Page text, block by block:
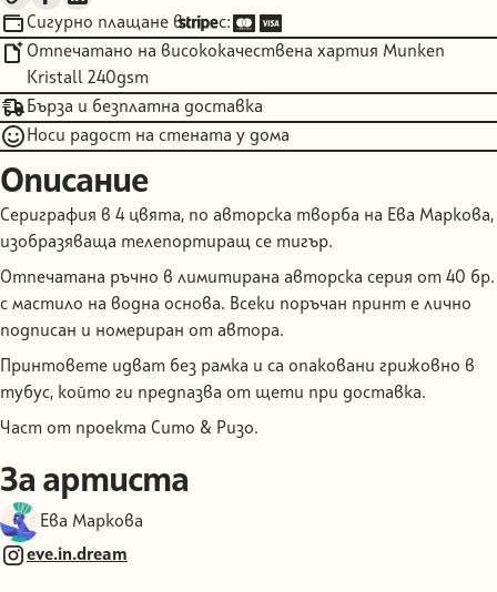
Сигурно плащане в
с:
Отпечатано на висококачествена хартия Munken
Kristall 240gsm
Бърза и безплатна доставка
Носи радост на стената у дома
Описание
Сериграфия в 4 цвята, по авторска творба на Ева Маркова,
изобразяваща телепортиращ се тигър.
Отпечатана ръчно в лимитирана авторска серия от 40 бр.
с мастило на водна основа. Всеки поръчан принт е лично
подписан и номериран от автора.
Принтовете идват без рамка и са опаковани грижовно в
тубус, който ги предпазва от щети при доставка.
Част от проекта Сито & Ризо.
За артиста
Ева Маркова
eve.in.dream